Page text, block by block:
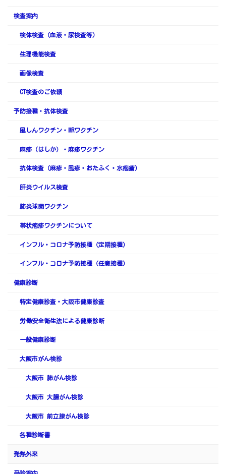
検査案内
検体検査（血液・尿検査等）
生理機能検査
画像検査
CT検査のご依頼
予防接種・抗体検査
風しんワクチン・MRワクチン
麻疹（はしか）・麻疹ワクチン
抗体検査（麻疹・風疹・おたふく・水疱瘡）
肝炎ウイルス検査
肺炎球菌ワクチン
帯状疱疹ワクチンについて
インフル・コロナ予防接種（定期接種）
インフル・コロナ予防接種（任意接種）
健康診断
特定健康診査・大阪市健康診査
労働安全衛生法による健康診断
一般健康診断
大阪市がん検診
大阪市 肺がん検診
大阪市 大腸がん検診
大阪市 前立腺がん検診
各種診断書
発熱外来